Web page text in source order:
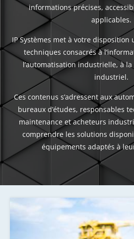
informations précises,
applicables.
IP Systèmes met à votre disposition
techniques consacrés à
l’automatisation industrielle, à la
industriel.
Ces contenus s’adressent aux
bureaux d’études, responsables
maintenance et acheteurs
comprendre les solutions
équipements adaptés à